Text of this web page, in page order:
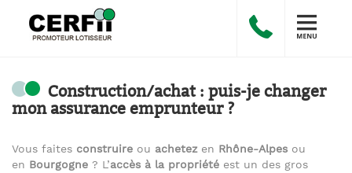
Construction/achat : puis-je changer
mon assurance emprunteur ?
Vous faites construire ou achetezen Rhône-Alpes ou
en Bourgogne ? L’accès à la propriété est un des gros